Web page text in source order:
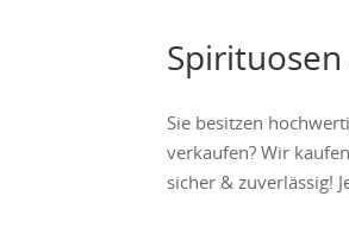
Sie besitzen
verkaufen? Wir
sicher & zuverlässig!